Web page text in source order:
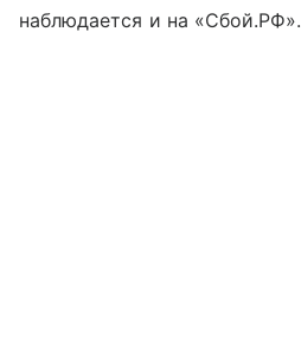
наблюдается и на «Сбой.РФ».